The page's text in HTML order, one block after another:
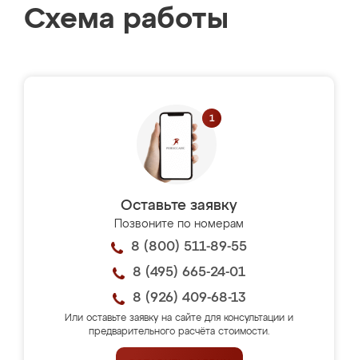
Схема работы
Оставьте заявку
Позвоните по номерам
8 (800) 511-89-55
8 (495) 665-24-01
8 (926) 409-68-13
Или оставьте заявку на сайте для консультации и
предварительного расчёта стоимости.